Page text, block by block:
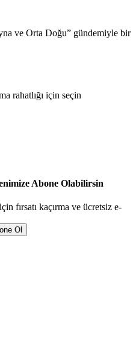
ve Orta Doğu” gündemiyle bir
rahatlığı için seçin
Abone Olabilirsin
fırsatı kaçırma ve ücretsiz e-
Ol